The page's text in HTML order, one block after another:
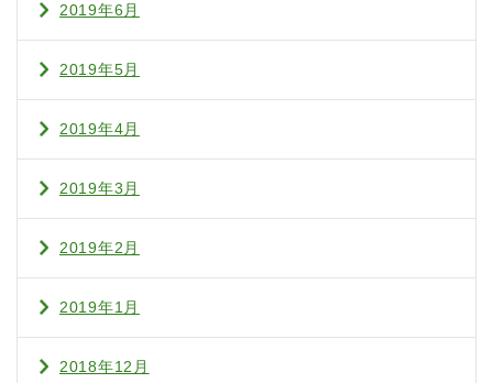
2019年6月
2019年5月
2019年4月
2019年3月
2019年2月
2019年1月
2018年12月